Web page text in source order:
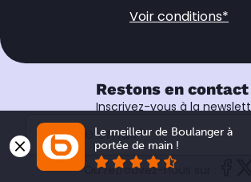
Voir conditions*
Restons en contact
Inscrivez-vous à la
Ou retrouvez-nous sur :
Le meilleur de Boulanger à
portée de main !